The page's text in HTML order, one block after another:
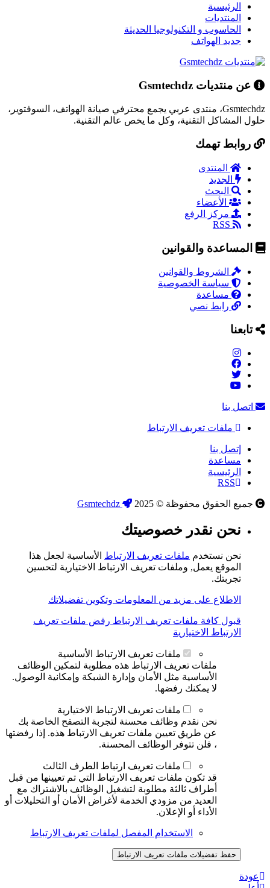
الرئيسية
المنتديات
الحاسوب و التكنولوجيا الحديثة
جديد الهواتف
عن منتديات Gsmtechdz
Gsmtechdz، منتدى عربي يجمع محترفي صيانة الهواتف، السوفتوير،
حلول المشاكل التقنية، وكل ما يخص عالم التقنية.
روابط تهمك
المنتدى
الجديد
البحث
الأعضاء
مركز الرفع
المساعدة والقوانين
الشروط والقوانين
سياسة الخصوصية
مساعدة
رابط نصي
تابعنا
اتصل بنا
ملفات تعريف الارتباط
إتصل بنا
مساعدة
الرئيسية
RSS
جميع الحقوق محفوظة © 2025
نحن نقدر خصوصيتك
نحن نستخدم ملفات تعريف الارتباط الأساسية لجعل هذا
الموقع يعمل, وملفات تعريف الارتباط الاختيارية لتحسين
تجربتك.
الاطلاع على مزيد من المعلومات وتكوين تفضيلاتك
قبول كافة ملفات تعريف الارتباط رفض ملفات تعريف
الارتباط الاختيارية
ملفات تعريف الارتباط الأساسية
ملفات تعريف الارتباط هذه مطلوبة لتمكين الوظائف
الأساسية مثل الأمان وإدارة الشبكة وإمكانية الوصول.
لا يمكنك رفضها.
ملفات تعريف الارتباط الاختيارية
نحن نقدم وظائف محسنة لتجربة التصفح الخاصة بك
عن طريق تعيين ملفات تعريف الارتباط هذه. إذا رفضتها
، فلن تتوفر الوظائف المحسنة.
ملفات تعريف ارتباط الطرف الثالث
قد تكون ملفات تعريف الارتباط التي تم تعيينها من قبل
أطراف ثالثة مطلوبة لتشغيل الوظائف بالاشتراك مع
العديد من مزودي الخدمة لأغراض الأمان أو التحليلات أو
الأداء أو الإعلان.
الاستخدام المفصل لملفات تعريف الارتباط
حفظ تفضيلات ملفات تعريف الارتباط
عودة